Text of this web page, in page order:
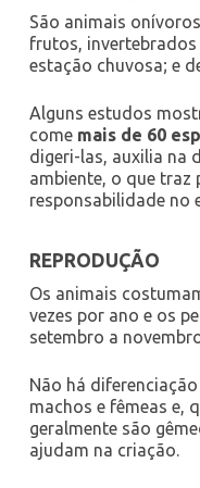
São animais
frutos, invertebrados
estação chuvosa; e
Alguns estudos
come mais de 60
digeri-las, auxilia na
ambiente, o que traz
responsabilidade no
REPRODUÇÃO
Os animais
vezes por ano e os
setembro a
Não há
machos e fêmeas e,
geralmente são
ajudam na criação.